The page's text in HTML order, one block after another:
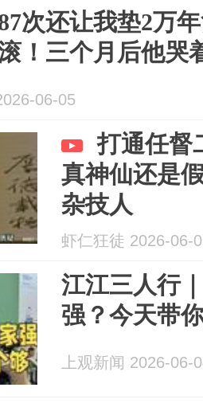
次还让我垫2万
！三个月后他哭
06-05
打通任督
真神仙还是
杂技人
虾仁狂徒 2026-06-
江江三人行
强？今天带
上观新闻 2026-06-